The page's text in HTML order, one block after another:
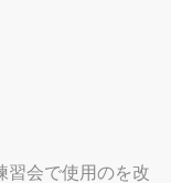
習会で使用のを改